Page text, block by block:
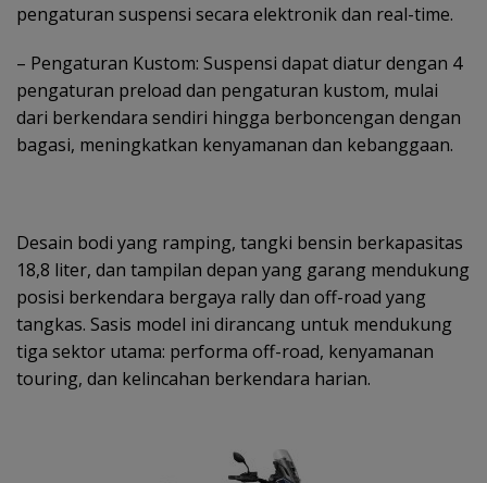
pengaturan suspensi secara elektronik dan real-time.
– ⁠Pengaturan Kustom: Suspensi dapat diatur dengan 4
pengaturan preload dan pengaturan kustom, mulai
dari berkendara sendiri hingga berboncengan dengan
bagasi, meningkatkan kenyamanan dan kebanggaan.
Desain bodi yang ramping, tangki bensin berkapasitas
18,8 liter, dan tampilan depan yang garang mendukung
posisi berkendara bergaya rally dan off-road yang
tangkas. Sasis model ini dirancang untuk mendukung
tiga sektor utama: performa off-road, kenyamanan
touring, dan kelincahan berkendara harian.